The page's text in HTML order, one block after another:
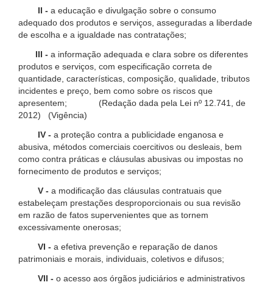
II - a educação e divulgação sobre o consumo
adequado dos produtos e serviços, asseguradas a liberdade
de escolha e a igualdade nas contratações;
III - a informação adequada e clara sobre os diferentes
produtos e serviços, com especificação correta de
quantidade, características, composição, qualidade, tributos
incidentes e preço, bem como sobre os riscos que
apresentem; (Redação dada pela Lei nº 12.741, de
2012) (Vigência)
IV - a proteção contra a publicidade enganosa e
abusiva, métodos comerciais coercitivos ou desleais, bem
como contra práticas e cláusulas abusivas ou impostas no
fornecimento de produtos e serviços;
V - a modificação das cláusulas contratuais que
estabeleçam prestações desproporcionais ou sua revisão
em razão de fatos supervenientes que as tornem
excessivamente onerosas;
VI - a efetiva prevenção e reparação de danos
patrimoniais e morais, individuais, coletivos e difusos;
VII - o acesso aos órgãos judiciários e administrativos